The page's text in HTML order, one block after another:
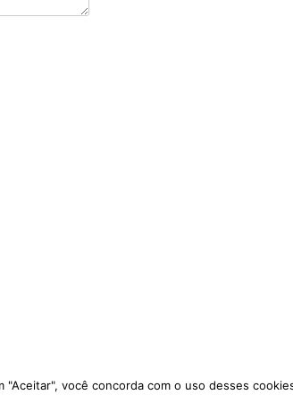
você concorda com o uso desses